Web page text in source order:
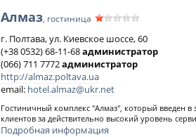
Алмаз, гостиница
г. Полтава, ул. Киевское шоссе, 60
(+38 0532) 68-11-68администратор
(066) 711 7772администратор
http://almaz.poltava.ua
email: hotel.almaz@ukr.net
Гостиничный комплекс "Алмаз", который введен в
клиентов за действительно высокий уровень
Подробная информация